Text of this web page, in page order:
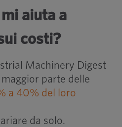
aiuta a
costi?
Machinery Digest
parte delle
a 40% del loro
da solo.